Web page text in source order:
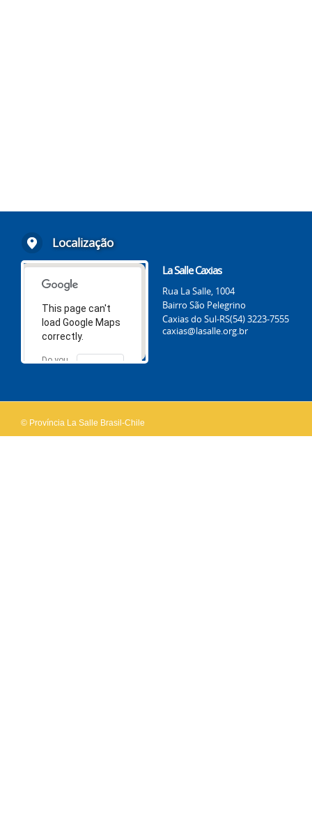
Localização
This page can't
load Google Maps
correctly.
Do you
OK
La Salle Caxias
Rua La Salle, 1004
Bairro São Pelegrino
Caxias do Sul-RS(54) 3223-7555
caxias@lasalle.org.br
© Província La Salle Brasil-Chile